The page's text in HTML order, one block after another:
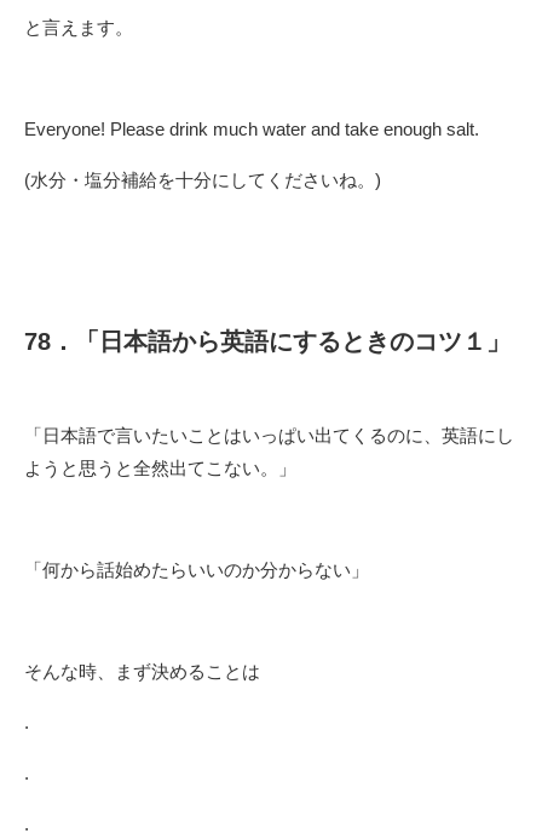
と言えます。
Everyone! Please drink much water and take enough salt.
(水分・塩分補給を十分にしてくださいね。)
78．「日本語から英語にするときのコツ１」
「日本語で言いたいことはいっぱい出てくるのに、英語にし
ようと思うと全然出てこない。」
「何から話始めたらいいのか分からない」
そんな時、まず決めることは
.
.
.